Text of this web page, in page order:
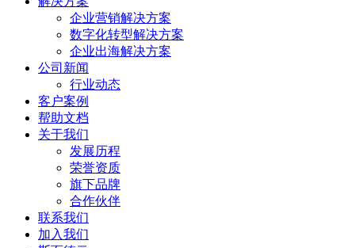
企业营销解决方案
数字化转型解决方案
企业出海解决方案
公司新闻
行业动态
客户案例
帮助文档
关于我们
发展历程
荣誉资质
旗下品牌
合作伙伴
联系我们
加入我们